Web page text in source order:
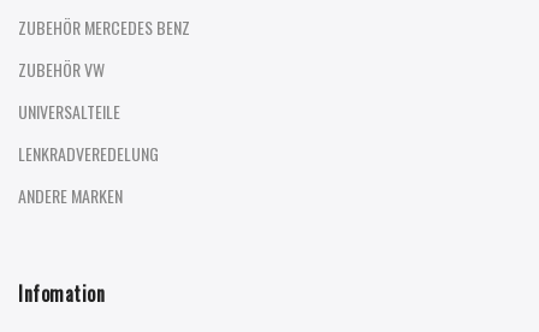
ZUBEHÖR MERCEDES BENZ
ZUBEHÖR VW
UNIVERSALTEILE
LENKRADVEREDELUNG
ANDERE MARKEN
Infomation